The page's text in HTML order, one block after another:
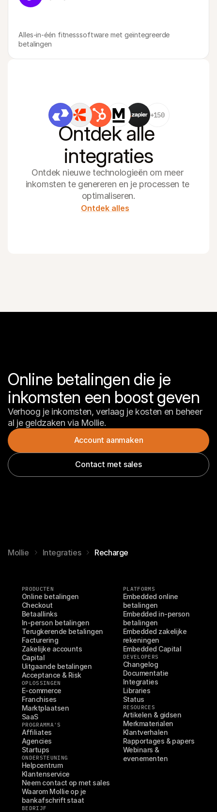
Alles-in-één fitnesssoftware met geïntegreerde
betalingen
+150
Ontdek alle
integraties
Ontdek nieuwe technologieën om meer
inkomsten te genereren en je processen te
optimaliseren.
Ontdek alles
Online betalingen die je
inkomsten een boost geven
Verhoog je inkomsten, verlaag je kosten en beheer
al je geldzaken via Mollie.
Account aanmaken
Contact met sales
Mollie Integraties Recharge
PRODUCTEN
Online betalingen
Checkout
Betaallinks
In-person betalingen
Terugkerende betalingen
Facturering
Zakelijke accounts
Capital
Uitgaande betalingen
Acceptance & Risk
OPLOSSINGEN
E-commerce
Franchises
Marktplaatsen
SaaS
PROGRAMMA'S
Affiliates
Agencies
Startups
ONDERSTEUNING
Helpcentrum
Klantenservice
Neem contact op met sales
Waarom Mollie op je
bankafschrift staat
BEDRIJF
PLATFORMS
Embedded online
betalingen
Embedded in-person
betalingen
Embedded zakelijke
rekeningen
Embedded Capital
DEVELOPERS
Changelog
Documentatie
Integraties
Libraries
Status
RESOURCES
Artikelen & gidsen
Merkmaterialen
Klantverhalen
Rapportages & papers
Webinars &
evenementen